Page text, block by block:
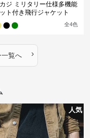
ジ ミリタリー仕様多機能
ト付き飛行ジャケット
全4色
一覧へ ›
人気